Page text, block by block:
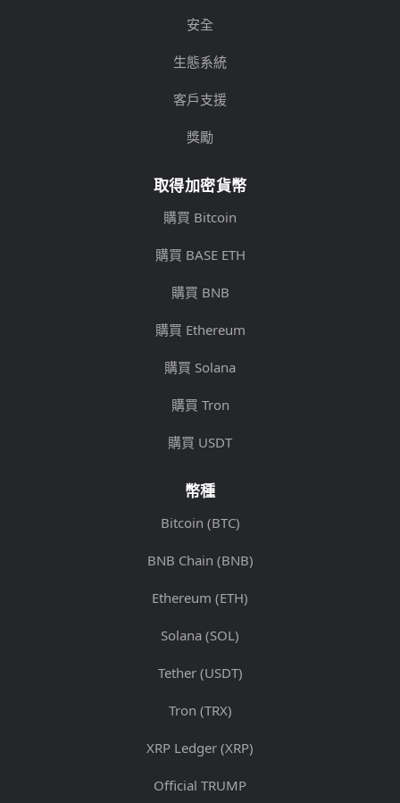
安全
生態系統
客戶支援
獎勵
取得加密貨幣
購買 Bitcoin
購買 BASE ETH
購買 BNB
購買 Ethereum
購買 Solana
購買 Tron
購買 USDT
幣種
Bitcoin (BTC)
BNB Chain (BNB)
Ethereum (ETH)
Solana (SOL)
Tether (USDT)
Tron (TRX)
XRP Ledger (XRP)
Official TRUMP